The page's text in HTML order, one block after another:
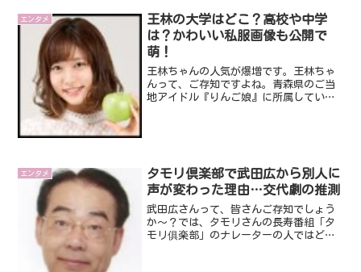
エンタメ
王林の大学はどこ？高校や中学
は？かわいい私服画像も公開で
萌！
王林ちゃんの人気が爆増です。王林ちゃ
んって、ご存知ですよね。青森県のご当
地アイドル『りんご娘』に所属している
エンタメ
タモリ倶楽部で武田広から別人に
声が変わった理由…交代劇の推測
武田広さんって、皆さんご存知でしょう
か～？では、タモリさんの長寿番組「タ
モリ俱楽部」のナレーターの人ではどう